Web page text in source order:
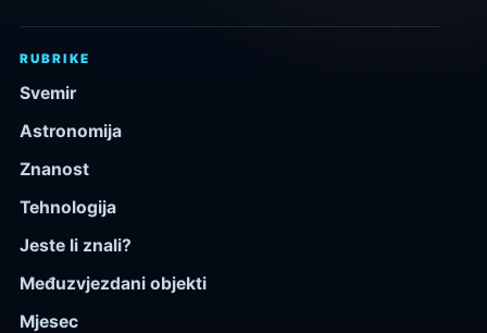
RUBRIKE
Svemir
Astronomija
Znanost
Tehnologija
Jeste li znali?
Međuzvjezdani objekti
Mjesec